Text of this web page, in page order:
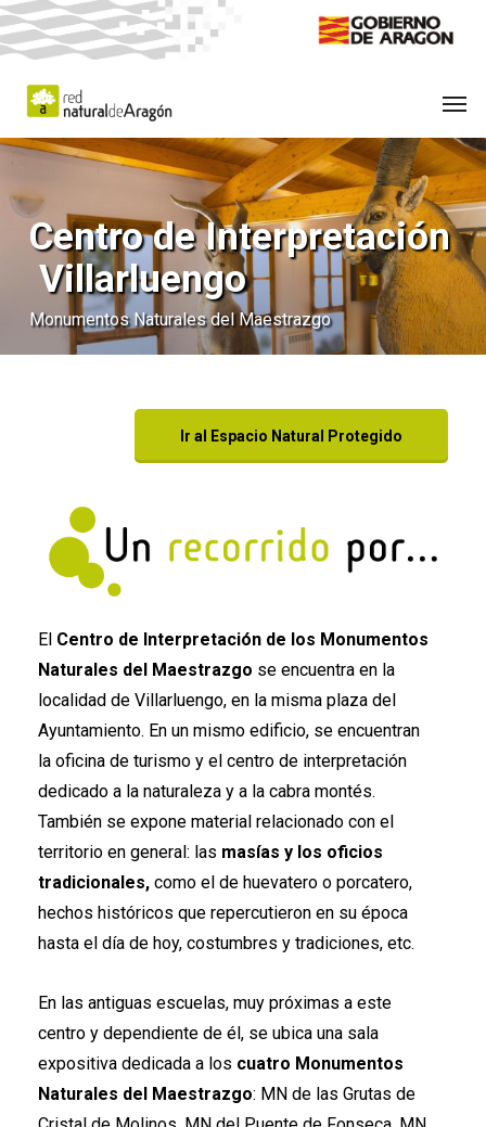
Skip
to
content
Centro de Interpretación
Villarluengo
Monumentos Naturales del Maestrazgo
Ir al Espacio Natural Protegido
El Centro de Interpretación de los Monumentos
Naturales del Maestrazgo se encuentra en la
localidad de Villarluengo, en la misma plaza del
Ayuntamiento. En un mismo edificio, se encuentran
la oficina de turismo y el centro de interpretación
dedicado a la naturaleza y a la cabra montés.
También se expone material relacionado con el
territorio en general: las masías y los oficios
tradicionales,como el de huevatero o porcatero,
hechos históricos que repercutieron en su época
hasta el día de hoy, costumbres y tradiciones, etc.
En las antiguas escuelas, muy próximas a este
centro y dependiente de él, se ubica una sala
expositiva dedicada a los cuatro Monumentos
Naturales del Maestrazgo: MN de las Grutas de